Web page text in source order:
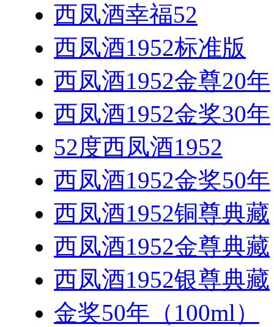
西凤酒幸福52
西凤酒1952标准版
西凤酒1952金尊20年
西凤酒1952金奖30年
52度西凤酒1952
西凤酒1952金奖50年
西凤酒1952铜尊典藏
西凤酒1952金尊典藏
西凤酒1952银尊典藏
金奖50年（100ml）